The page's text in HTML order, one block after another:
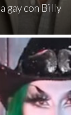
gay con Billy